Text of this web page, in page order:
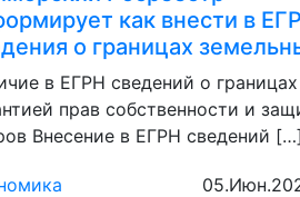
как внести в
о границах
в ЕГРН сведений о
прав собственности и
Внесение в ЕГРН сведений […]